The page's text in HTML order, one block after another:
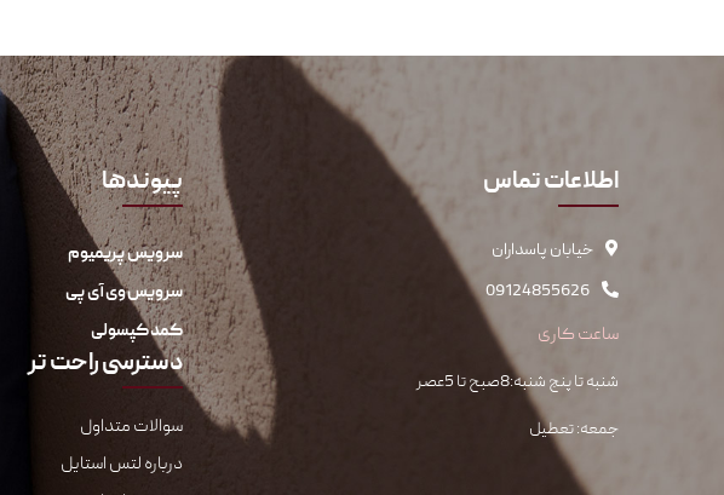
اطلاعات تماس
خیابان پاسداران
09124855626
ساعت کاری
شنبه تا پنج شنبه:8صبح تا 5عصر
جمعه: تعطیل
پیوندها
سرویس پریمیوم
سرویس وی آی پی
کمد کپسولی
دسترسی راحت تر
سوالات متداول
درباره لتس استایل